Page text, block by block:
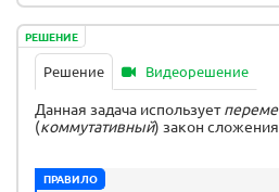
РЕШЕНИЕ
Решение Видеорешение
Данная задача использует
(коммутативный) закон
ПРАВИЛО